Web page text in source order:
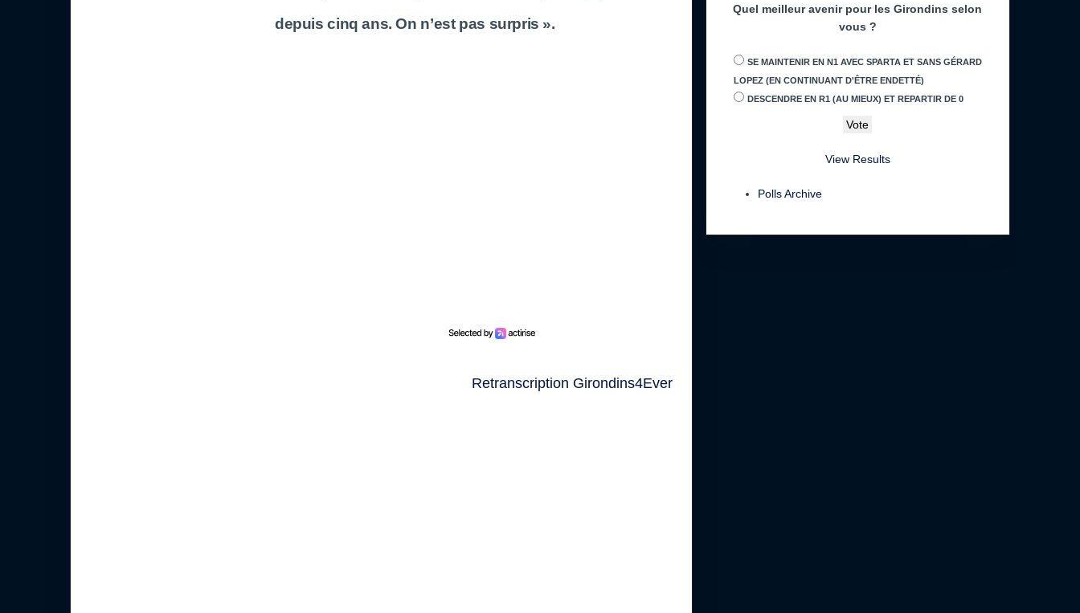
depuis cinq ans. On n’est pas surpris ».
Retranscription Girondins4Ever
Quel meilleur avenir pour les Girondins selon
vous ?
SE MAINTENIR EN N1 AVEC SPARTA ET SANS GÉRARD
LOPEZ (EN CONTINUANT D'ÊTRE ENDETTÉ)
DESCENDRE EN R1 (AU MIEUX) ET REPARTIR DE 0
View Results
Polls Archive